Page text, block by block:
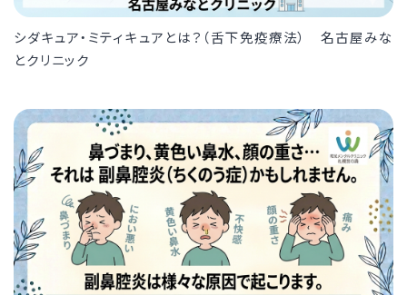
シダキュア・ミティキュアとは？（舌下免疫療法） 名古屋みな
とクリニック